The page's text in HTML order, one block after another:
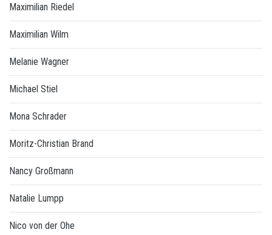
Maximilian Riedel
Maximilian Wilm
Melanie Wagner
Michael Stiel
Mona Schrader
Moritz-Christian Brand
Nancy Großmann
Natalie Lumpp
Nico von der Ohe